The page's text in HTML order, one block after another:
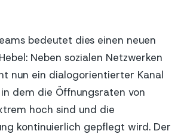
bedeutet dies einen neuen
Neben sozialen Netzwerken
nun ein dialogorientierter Kanal
dem die Öffnungsraten von
hoch sind und die
kontinuierlich gepflegt wird. Der